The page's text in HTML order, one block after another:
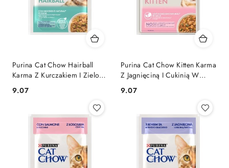
Purina Cat Chow Hairball
Karma Z Kurczakiem I Zieloną
Fasolką W Sosie 85g
Cena:
9.07
Purina Cat Chow Kitten Karma
Z Jagnięciną I Cukinią W
Sosie 85g
Cena:
9.07